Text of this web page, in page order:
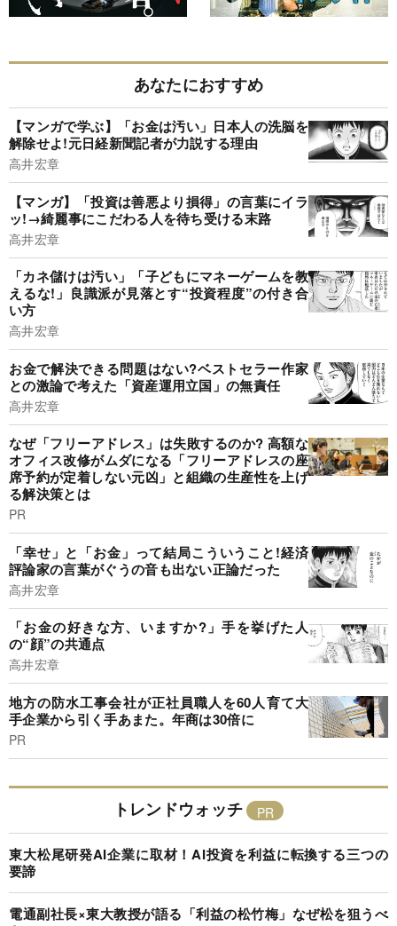
あなたにおすすめ
【マンガで学ぶ】「お金は汚い」日本人の洗脳を
解除せよ!元日経新聞記者が力説する理由
高井宏章
【マンガ】「投資は善悪より損得」の言葉にイラ
ッ!→綺麗事にこだわる人を待ち受ける末路
高井宏章
「カネ儲けは汚い」「子どもにマネーゲームを教
えるな!」良識派が見落とす“投資程度”の付き合
い方
高井宏章
お金で解決できる問題はない?ベストセラー作家
との激論で考えた「資産運用立国」の無責任
高井宏章
なぜ「フリーアドレス」は失敗するのか? 高額な
オフィス改修がムダになる「フリーアドレスの座
席予約が定着しない元凶」と組織の生産性を上げ
る解決策とは
PR
「幸せ」と「お金」って結局こういうこと!経済
評論家の言葉がぐうの音も出ない正論だった
高井宏章
「お金の好きな方、いますか?」手を挙げた人
の“顔”の共通点
高井宏章
地方の防水工事会社が正社員職人を60人育て大
手企業から引く手あまた。年商は30倍に
PR
トレンドウォッチ
東大松尾研発AI企業に取材！AI投資を利益に転換する三つの
要諦
電通副社長×東大教授が語る「利益の松竹梅」なぜ松を狙うべ